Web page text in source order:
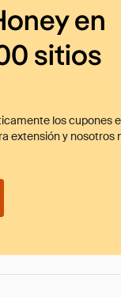
en
sitios
los cupones
extensión y nosotros